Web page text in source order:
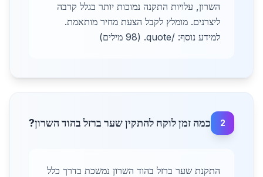
השרון, עלויות התקנה נמוכות יותר בגלל קרבה
ליצרנים. מומלץ לקבל הצעת מחיר מותאמת.
למידע נוסף: /quote. (98 מילים)
2 כמה זמן לוקח להתקין שער ברזל בהוד השרון?
התקנת שער ברזל בהוד השרון נמשכת בדרך כלל